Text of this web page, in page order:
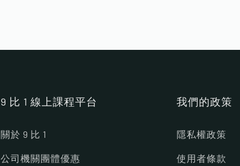
9 比 1 線上課程平台
關於 9 比 1
公司機關團體優惠
我們的政策
隱私權政策
使用者條款